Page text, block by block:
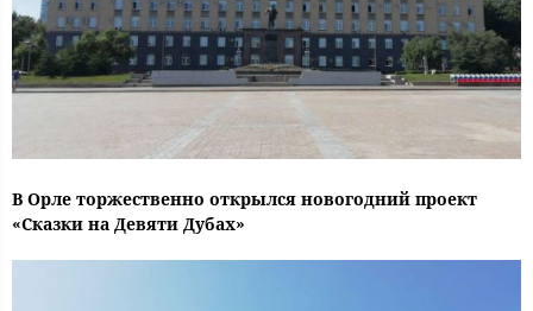
В Орле торжественно открылся новогодний проект
«Сказки на Девяти Дубах»